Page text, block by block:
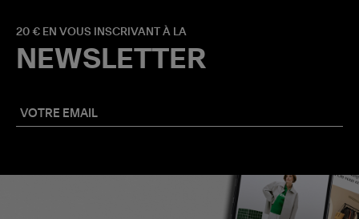
20 € EN VOUS INSCRIVANT À LA
NEWSLETTER